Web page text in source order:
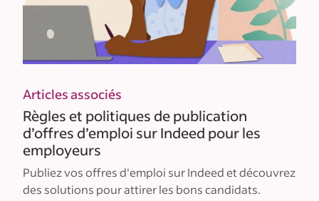
Articles associés
Règles et politiques de publication
d’offres d’emploi sur Indeed pour les
employeurs
Publiez vos offres d'emploi sur Indeed et découvrez
des solutions pour attirer les bons candidats.